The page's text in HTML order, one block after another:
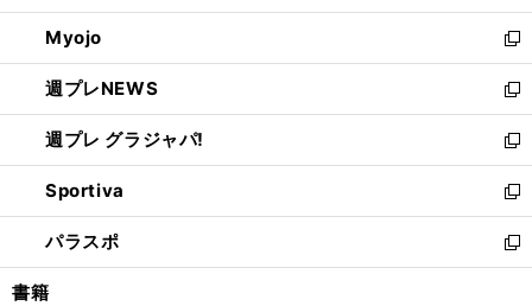
開
く
ウ
で
開
く
ン
ド
ウ
で
開
く
ウ
ィ
ン
ド
ウ
で
開
く
Myojo
新
し
い
ウ
ィ
ン
ド
ウ
で
開
週プレNEWS
新
し
い
ウ
ィ
ン
ド
ウ
週プレ グラジャパ!
新
し
い
ウ
ィ
ン
Sportiva
新
し
い
ウ
パラスポ
新
し
書籍